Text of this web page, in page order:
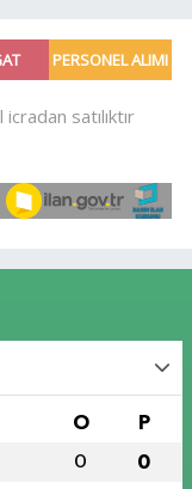
O P
0 0